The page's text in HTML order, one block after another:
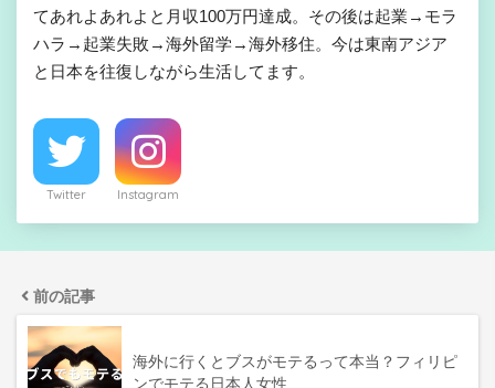
てあれよあれよと月収100万円達成。その後は起業→モラ
ハラ→起業失敗→海外留学→海外移住。今は東南アジア
と日本を往復しながら生活してます。
Twitter Instagram
前の記事
海外に行くとブスがモテるって本当？フィリピ
ンでモテる日本人女性…